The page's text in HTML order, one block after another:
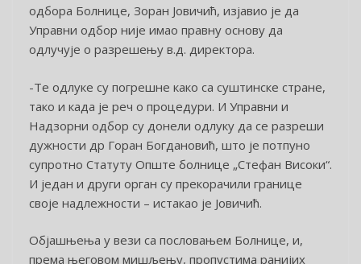
одбора Болнице, Зоран Јовичић, изјавио је да
Управни одбор није имао правну основу да
одлучује о разрешењу в.д. директора.
-Те одлуке су погрешне како са суштинске стране,
тако и када је реч о процедури. И Управни и
Надзорни одбор су донели одлуку да се разреши
дужности др Горан Богдановић, што је потпуно
супротно Статуту Опште болнице „Стефан Високи“.
И један и други орган су прекорачили границе
своје надлежности – истакао је Јовичић.
Објашњења у вези са пословањем Болнице, и,
према његовом мишљењу, пропустима ранијих